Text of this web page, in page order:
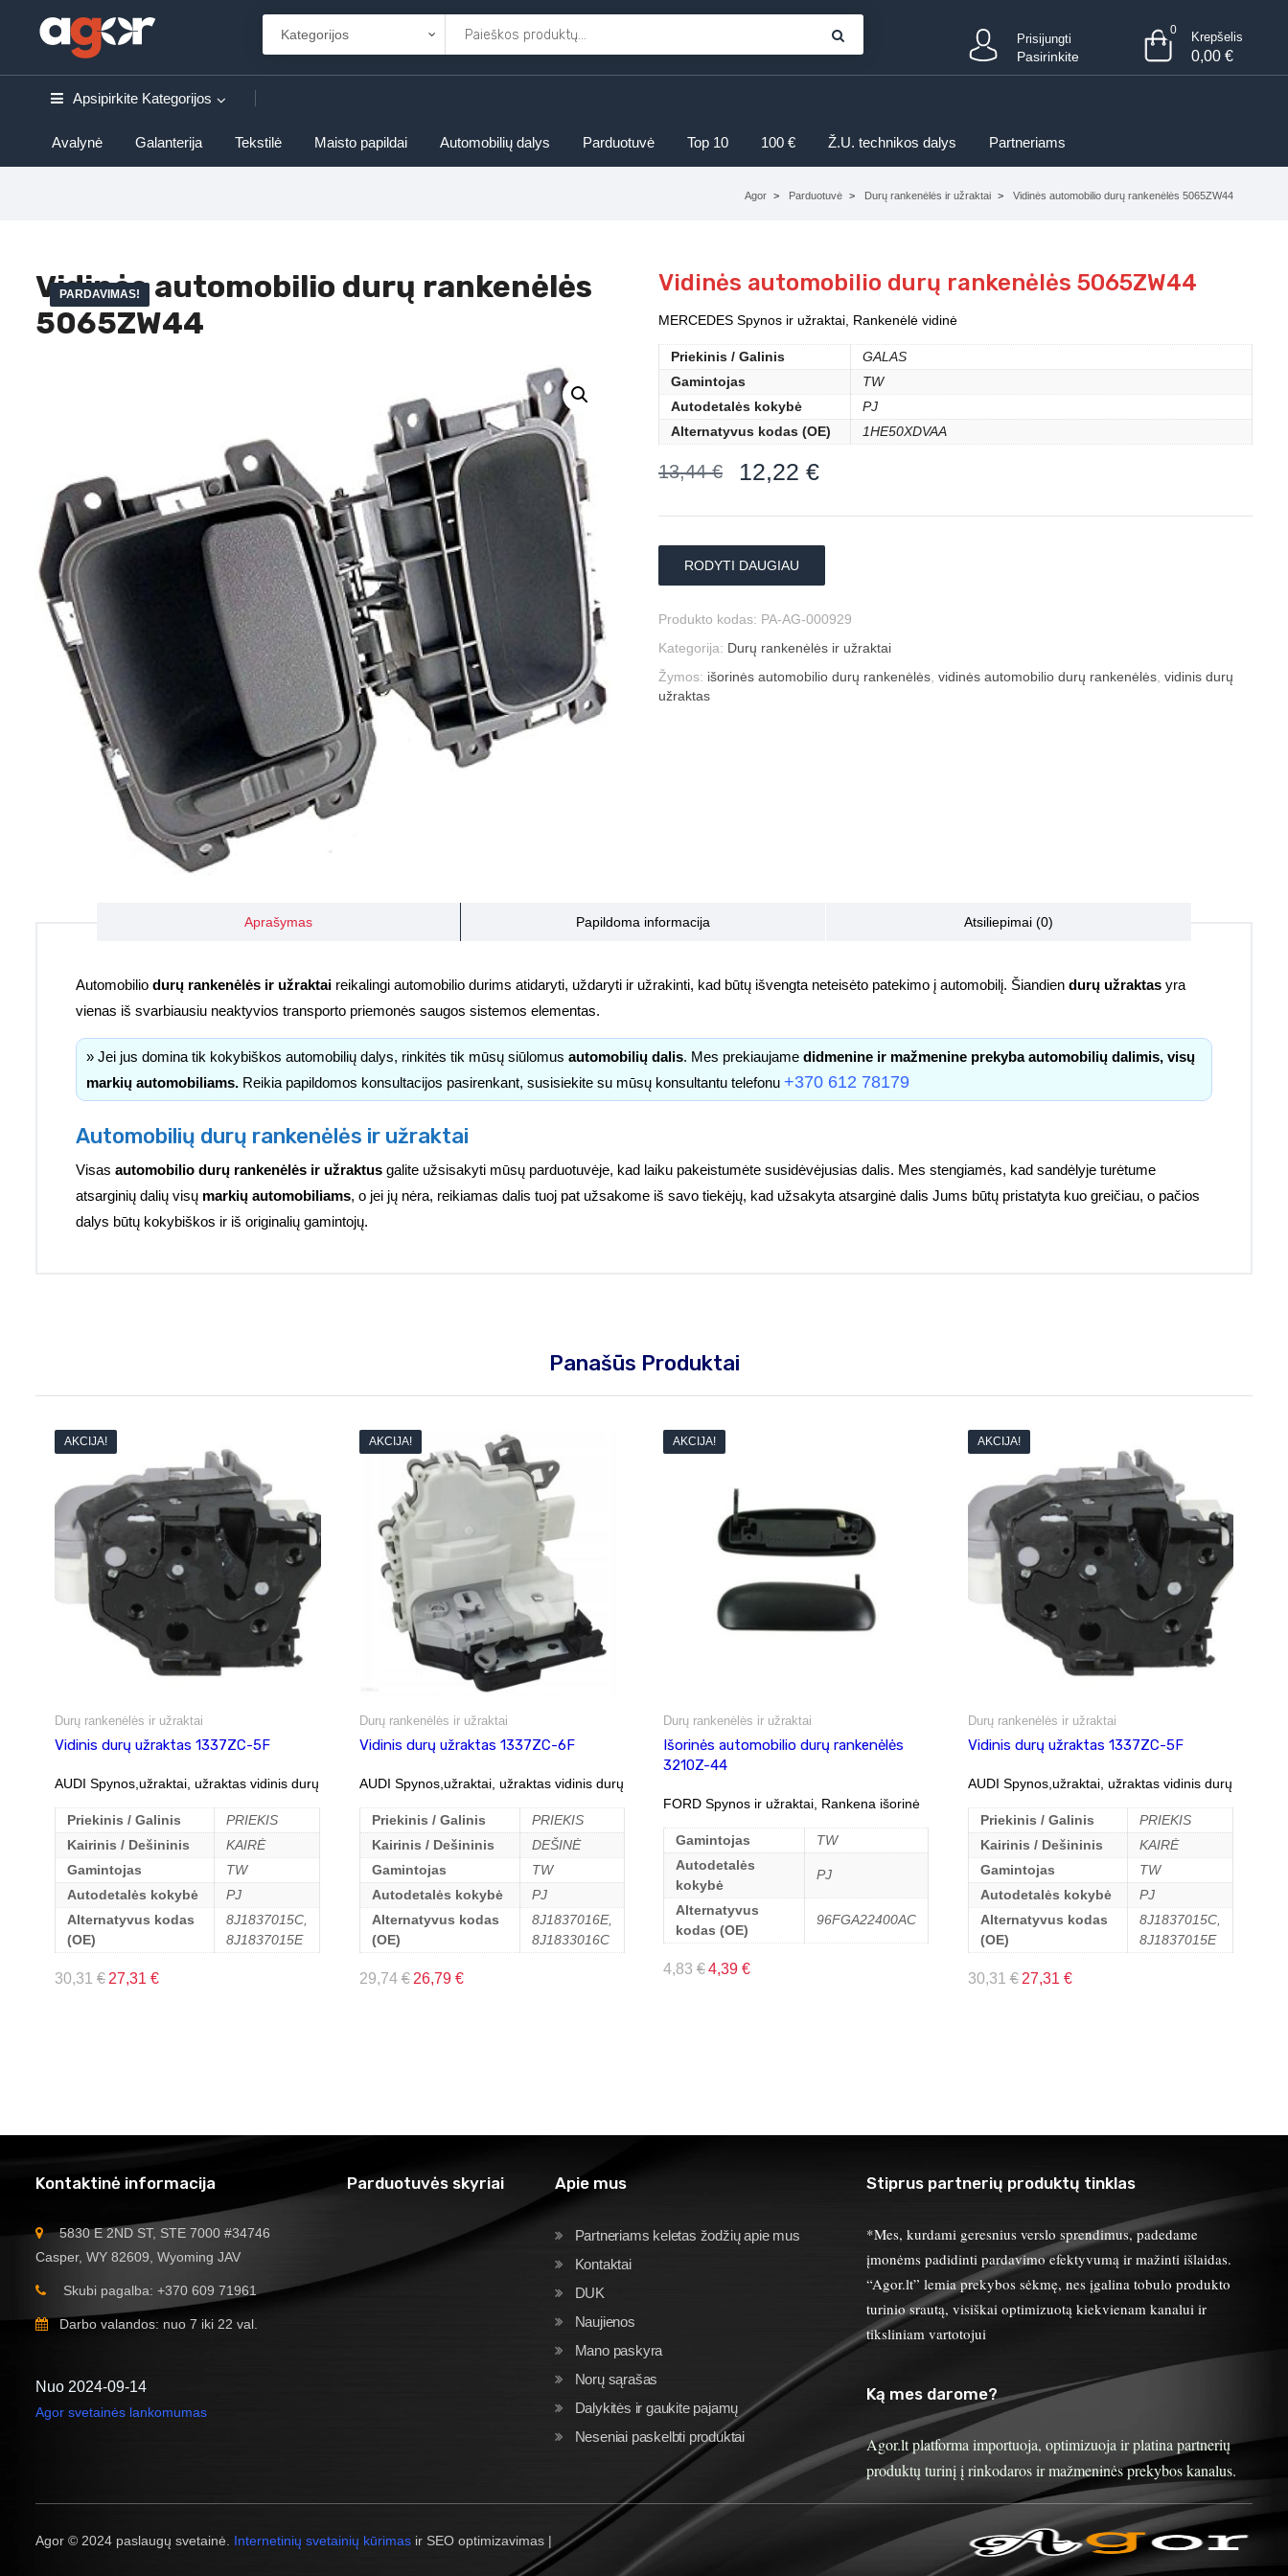
Prisijungti
Pasirinkite
0 Krepšelis
0,00 €
Apsipirkite Kategorijos
Avalynė Galanterija Tekstilė Maisto papildai Automobilių dalys Parduotuvė Top 10 100 € Ž.U. technikos dalys Partneriams
Agor Parduotuvė Durų rankenėlės ir užraktai Vidinės automobilio durų rankenėlės 5065ZW44
Vidinės automobilio durų rankenėlės
5065ZW44
PARDAVIMAS! Vidinės automobilio durų rankenėlės 5065ZW44
MERCEDES Spynos ir užraktai, Rankenėlė vidinė
Priekinis / Galinis
GALAS
Gamintojas
TW
Autodetalės kokybė
PJ
Alternatyvus kodas (OE)
1HE50XDVAA
13,44€ 12,22 €
RODYTI DAUGIAU
Produkto kodas: PA-AG-000929
Kategorija: Durų rankenėlės ir užraktai
Žymos: išorinės automobilio durų rankenėlės vidinės automobilio durų rankenėlės vidinis durų
užraktas
Aprašymas Papildoma informacija Atsiliepimai (0)
Automobilio durų rankenėlės ir užraktai reikalingi automobilio durims atidaryti, uždaryti ir užrakinti, kad būtų išvengta neteisėto patekimo į automobilį. Šiandien durų užraktas yra
vienas iš svarbiausiu neaktyvios transporto priemonės saugos sistemos elementas.
» Jei jus domina tik kokybiškos automobilių dalys, rinkitės tik mūsų siūlomus automobilių dalis. Mes prekiaujame didmenine ir mažmenine prekyba automobilių dalimis, visų
markių automobiliams. Reikia papildomos konsultacijos pasirenkant, susisiekite su mūsų konsultantu telefonu +370 612 78179
Automobilių durų rankenėlės ir užraktai
Visas automobilio durų rankenėlės ir užraktus galite užsisakyti mūsų parduotuvėje, kad laiku pakeistumėte susidėvėjusias dalis. Mes stengiamės, kad sandėlyje turėtume
atsarginių dalių visų markių automobiliams, o jei jų nėra, reikiamas dalis tuoj pat užsakome iš savo tiekėjų, kad užsakyta atsarginė dalis Jums būtų pristatyta kuo greičiau, o pačios
dalys būtų kokybiškos ir iš originalių gamintojų.
Panašūs Produktai
AKCIJA!
Durų rankenėlės ir užraktai
Vidinis durų užraktas 1337ZC-5F
AUDI Spynos,užraktai, užraktas vidinis durų
Priekinis / Galinis
PRIEKIS
Kairinis / Dešininis
KAIRĖ
Gamintojas
TW
Autodetalės kokybė
PJ
Alternatyvus kodas
(OE)
8J1837015C,
8J1837015E
30,31 € 27,31 €
AKCIJA!
Durų rankenėlės ir užraktai
Vidinis durų užraktas 1337ZC-6F
AUDI Spynos,užraktai, užraktas vidinis durų
Priekinis / Galinis
PRIEKIS
Kairinis / Dešininis
DEŠINĖ
Gamintojas
TW
Autodetalės kokybė
PJ
Alternatyvus kodas
(OE)
8J1837016E,
8J1833016C
29,74€ 26,79 €
AKCIJA!
Durų rankenėlės ir užraktai
Išorinės automobilio durų rankenėlės
3210Z-44
FORD Spynos ir užraktai, Rankena išorinė
Gamintojas
TW
Autodetalės
kokybė
PJ
Alternatyvus
kodas (OE)
96FGA22400AC
4,83 €4,39 €
AKCIJA!
Durų rankenėlės ir užraktai
Vidinis durų užraktas 1337ZC-5F
AUDI Spynos,užraktai, užraktas vidinis durų
Priekinis / Galinis
PRIEKIS
Kairinis / Dešininis
KAIRĖ
Gamintojas
TW
Autodetalės kokybė
PJ
Alternatyvus kodas
(OE)
8J1837015C,
8J1837015E
30,31€ 27,31 €
Kontaktinė informacija
5830 E 2ND ST, STE 7000 #34746
Casper, WY 82609, Wyoming JAV
Skubi pagalba: +370 609 71961
Darbo valandos: nuo 7 iki 22 val.
Nuo 2024-09-14
Agor svetainės lankomumas
Parduotuvės skyriai Apie mus
Partneriams keletas žodžių apie mus
Kontaktai
DUK
Naujienos
Mano paskyra
Norų sąrašas
Dalykitės ir gaukite pajamų
Neseniai paskelbti produktai
Stiprus partnerių produktų tinklas
*Mes, kurdami geresnius verslo sprendimus, padedame
įmonėms padidinti pardavimo efektyvumą ir mažinti išlaidas.
“Agor.lt” lemia prekybos sėkmę, nes įgalina tobulo produkto
turinio srautą, visiškai optimizuotą kiekvienam kanalui ir
tiksliniam vartotojui
Ką mes darome?
Agor.lt platforma importuoja, optimizuoja ir platina partnerių
produktų turinį į rinkodaros ir mažmeninės prekybos kanalus.
Agor © 2024 paslaugų svetainė. Internetinių svetainių kūrimas ir SEO optimizavimas |